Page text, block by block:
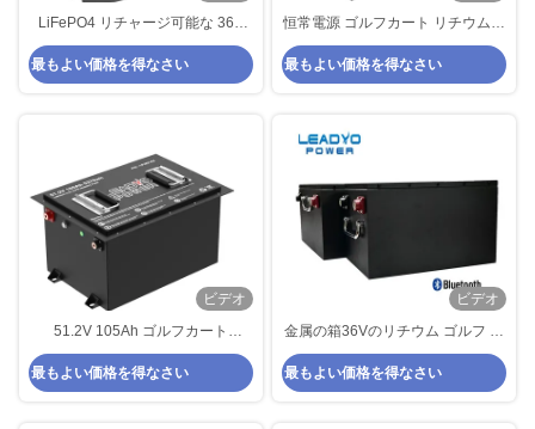
LiFePO4 リチャージ可能な 36V
100Ah ゴルフカート バッテリー
長寿命 OEM サービス
最もよい価格を得なさい
恒常電源 ゴルフカート リチウム電
池 72V 100Ah ライフポ4 ゴルフカ
ート 電池
最もよい価格を得なさい
ビデオ
51.2V 105Ah ゴルフカート
LiFePO4 バッテリー 統合 BMS
48v Lifepo4 ゴルフカート バッテ
リー
最もよい価格を得なさい
ビデオ
金属の箱36Vのリチウム ゴルフ カ
ート電池100ah Lifepo4
525x234x220mm
最もよい価格を得なさい